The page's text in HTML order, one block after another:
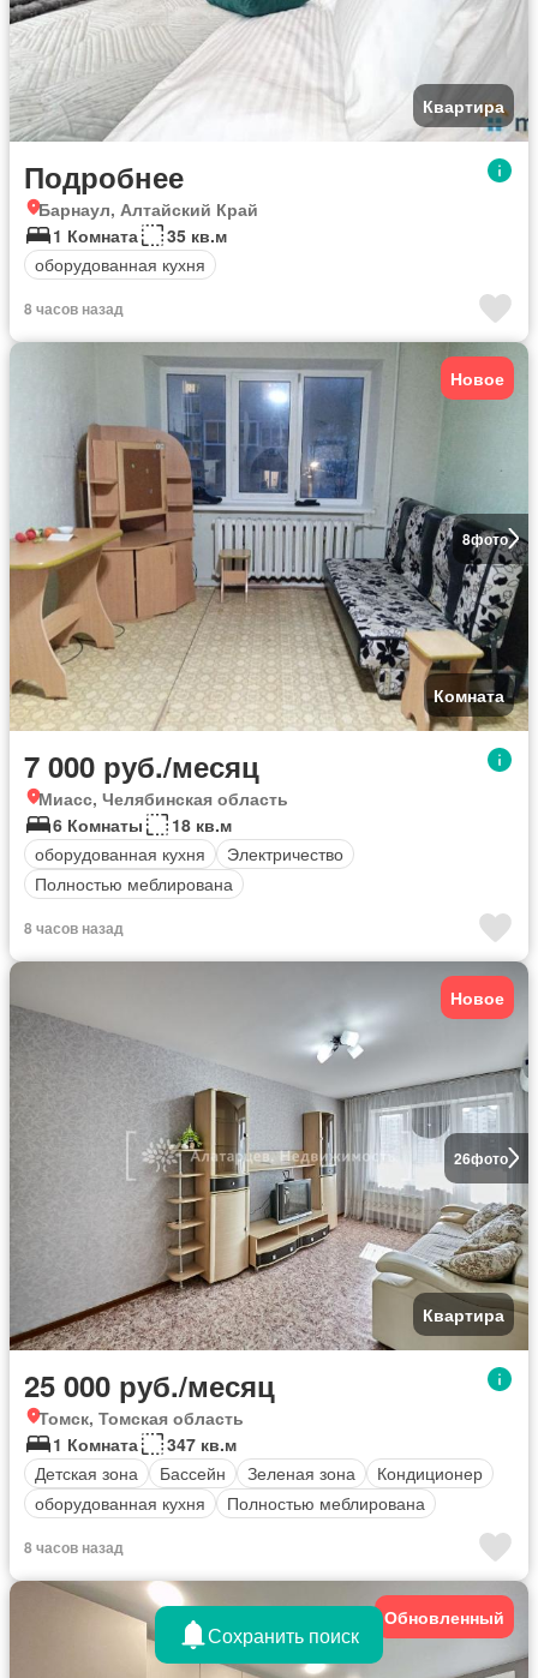
Квартира
Подробнее
Барнаул, Алтайский Край
1 Комната
35 кв.м
оборудованная кухня
8 часов назад
8фото
Новое
Комната
7 000 руб./месяц
Миасс, Челябинская область
6 Комнаты
18 кв.м
оборудованная кухня
Электричество
Полностью меблирована
8 часов назад
26фото
Новое
Квартира
25 000 руб./месяц
Томск, Томская область
1 Комната
347 кв.м
Детская зона
Бассейн Зеленая зона
Кондиционер
оборудованная кухня
Полностью меблирована
8 часов назад
Обновленный
Сохранить поиск